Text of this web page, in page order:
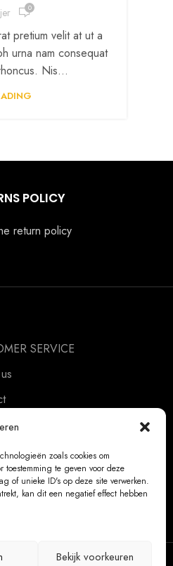
zoals cookies om
toestemming te geven voor deze
of unieke ID's op deze site verwerken.
kan dit een negatief effect hebben
Bekijk voorkeuren
0
pretium velit at ut a
urna nam consequat
Nis...
POLICY
return policy
SERVICE
Information
and returns